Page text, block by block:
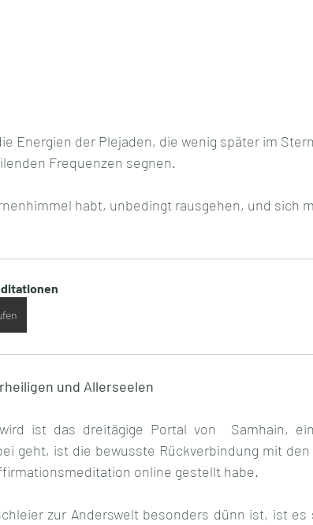
Energien der Plejaden, die wenig später im
Frequenzen segnen.
habt, unbedingt rausgehen, und sich
und Allerseelen
ist das dreitägige Portal von  Samhain,
geht, ist die bewusste Rückverbindung mit
online gestellt habe.
zur Anderswelt besonders dünn ist, ist es